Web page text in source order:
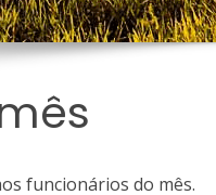
funcionários do mês.